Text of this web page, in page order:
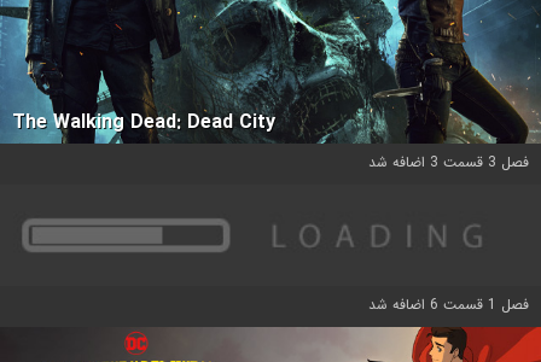
The Walking Dead: Dead City
فصل 3 قسمت 3 اضافه شد
فصل 1 قسمت 6 اضافه شد